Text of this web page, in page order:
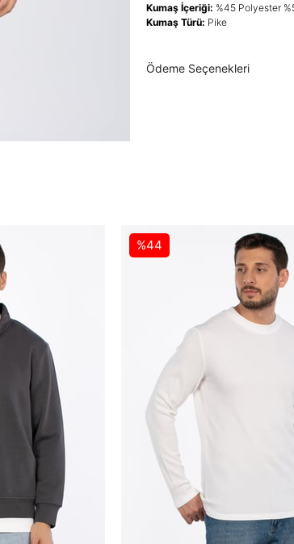
Kumaş İçeriği: %45 Polyester
Kumaş Türü: Pike
Ödeme Seçenekleri
%44